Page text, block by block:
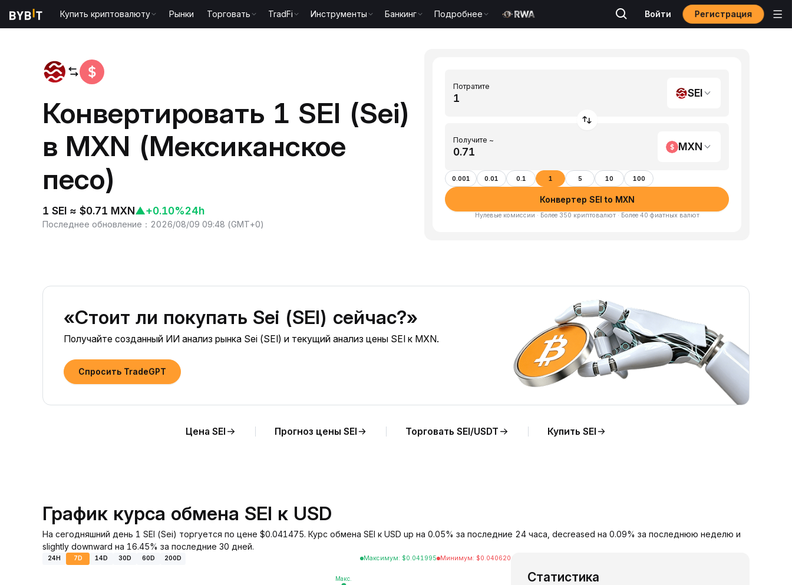
Купить криптовалюту Рынки Торговать TradFi Инструменты Банкинг Подробнее Войти Регистрация
Конвертировать 1 SEI (Sei)
в MXN (Мексиканское
песо)
1 SEI ≈ $0.71 MXN▲+0.10%24h
Последнее обновление ： 2026/08/09 09:48 (GMT+0)
Потратите
SEI
Получите ~
MXN
0.001 0.01 0.1 1 5 10 100
Конвертер SEI to MXN
Нулевые комиссии · Более 350 криптовалют · Более 40 фиатных валют
«Стоит ли покупать Sei (SEI) сейчас?»
Получайте созданный ИИ анализ рынка Sei (SEI) и текущий анализ цены SEI к MXN.
Спросить TradeGPT
Цена SEI Прогноз цены SEI Торговать SEI/USDT Купить SEI
График курса обмена SEI к USD
На сегодняшний день 1 SEI (Sei) торгуется по цене $0.041475. Курс обмена SEI к USD up на 0.05% за последние 24 часа, decreased на 0.09% за последнюю неделю и
slightly downward на 16.45% за последние 30 дней.
24H 7D 14D 30D 60D 200D Максимум: $0.041995 Минимум: $0.040620
Статистика